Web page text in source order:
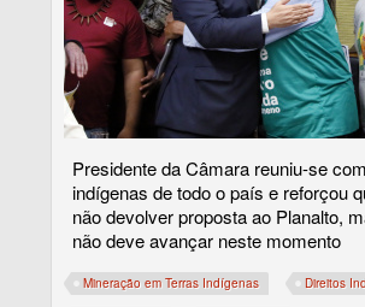
Presidente da Câmara reuniu-se
indígenas de todo o país e reforçou
não devolver proposta ao Planalto,
não deve avançar neste momento
Mineração em Terras Indígenas Direitos